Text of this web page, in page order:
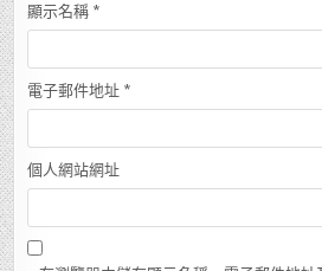
顯示名稱 *
電子郵件地址 *
個人網站網址